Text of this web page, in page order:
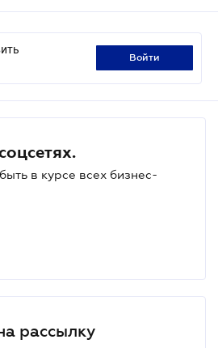
войти
в курсе всех бизнес-
рассылку